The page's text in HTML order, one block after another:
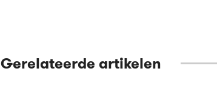
Gerelateerde artikelen